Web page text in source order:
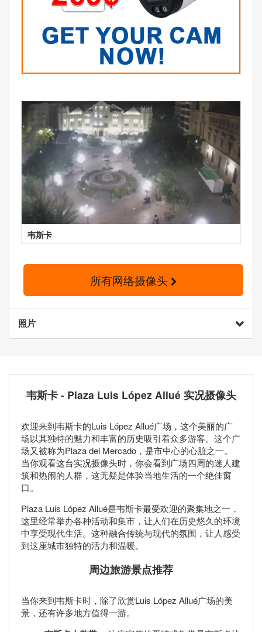
韦斯卡
所有网络摄像头
照片
韦斯卡 - Plaza Luis López Allué 实况摄像头
欢迎来到韦斯卡的Luis López Allué广场，这个美丽的广
场以其独特的魅力和丰富的历史吸引着众多游客。这个广
场又被称为Plaza del Mercado，是市中心的心脏之一。
当你观看这台实况摄像头时，你会看到广场四周的迷人建
筑和热闹的人群，这无疑是体验当地生活的一个绝佳窗
口。
Plaza Luis López Allué是韦斯卡最受欢迎的聚集地之一，
这里经常举办各种活动和集市，让人们在历史悠久的环境
中享受现代生活。这种融合传统与现代的氛围，让人感受
到这座城市独特的活力和温暖。
周边旅游景点推荐
当你来到韦斯卡时，除了欣赏Luis López Allué广场的美
景，还有许多地方值得一游。